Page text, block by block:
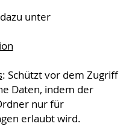
unter
: Schützt vor dem Zugriff
Daten, indem der
nur für
erlaubt wird.